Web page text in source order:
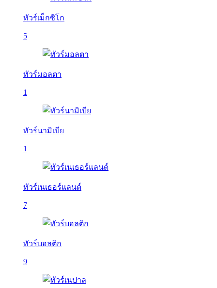
ทัวร์เม็กซิโก
5
ทัวร์มอลตา
1
ทัวร์นามิเบีย
1
ทัวร์เนเธอร์แลนด์
7
ทัวร์บอลติก
9